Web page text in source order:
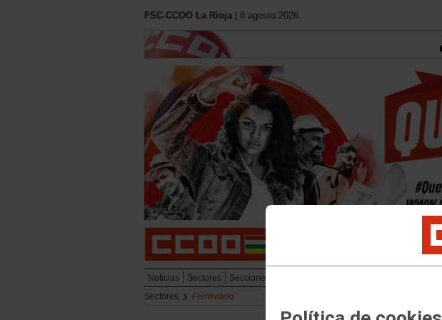
FSC-CCOO La Rioja | 8 agosto 2026.
Noticias Sectores Secciones Sindicales
Sectores
Ferroviario